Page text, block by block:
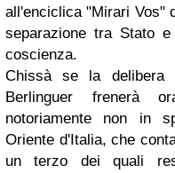
all'enciclica "Mirari Vos"
separazione tra Stato
coscienza.
Chissà se la
Berlinguer frenerà
notoriamente non in
Oriente d'Italia, che
un terzo dei quali